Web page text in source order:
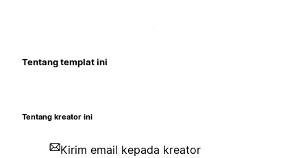
Tentang templat ini
Tentang kreator ini
Kirim email kepada kreator